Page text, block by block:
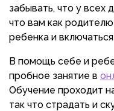
забывать, что у всех
что вам как
ребенка и
В помощь себе и
пробное занятие в
Обучение проходит
так что страдать и